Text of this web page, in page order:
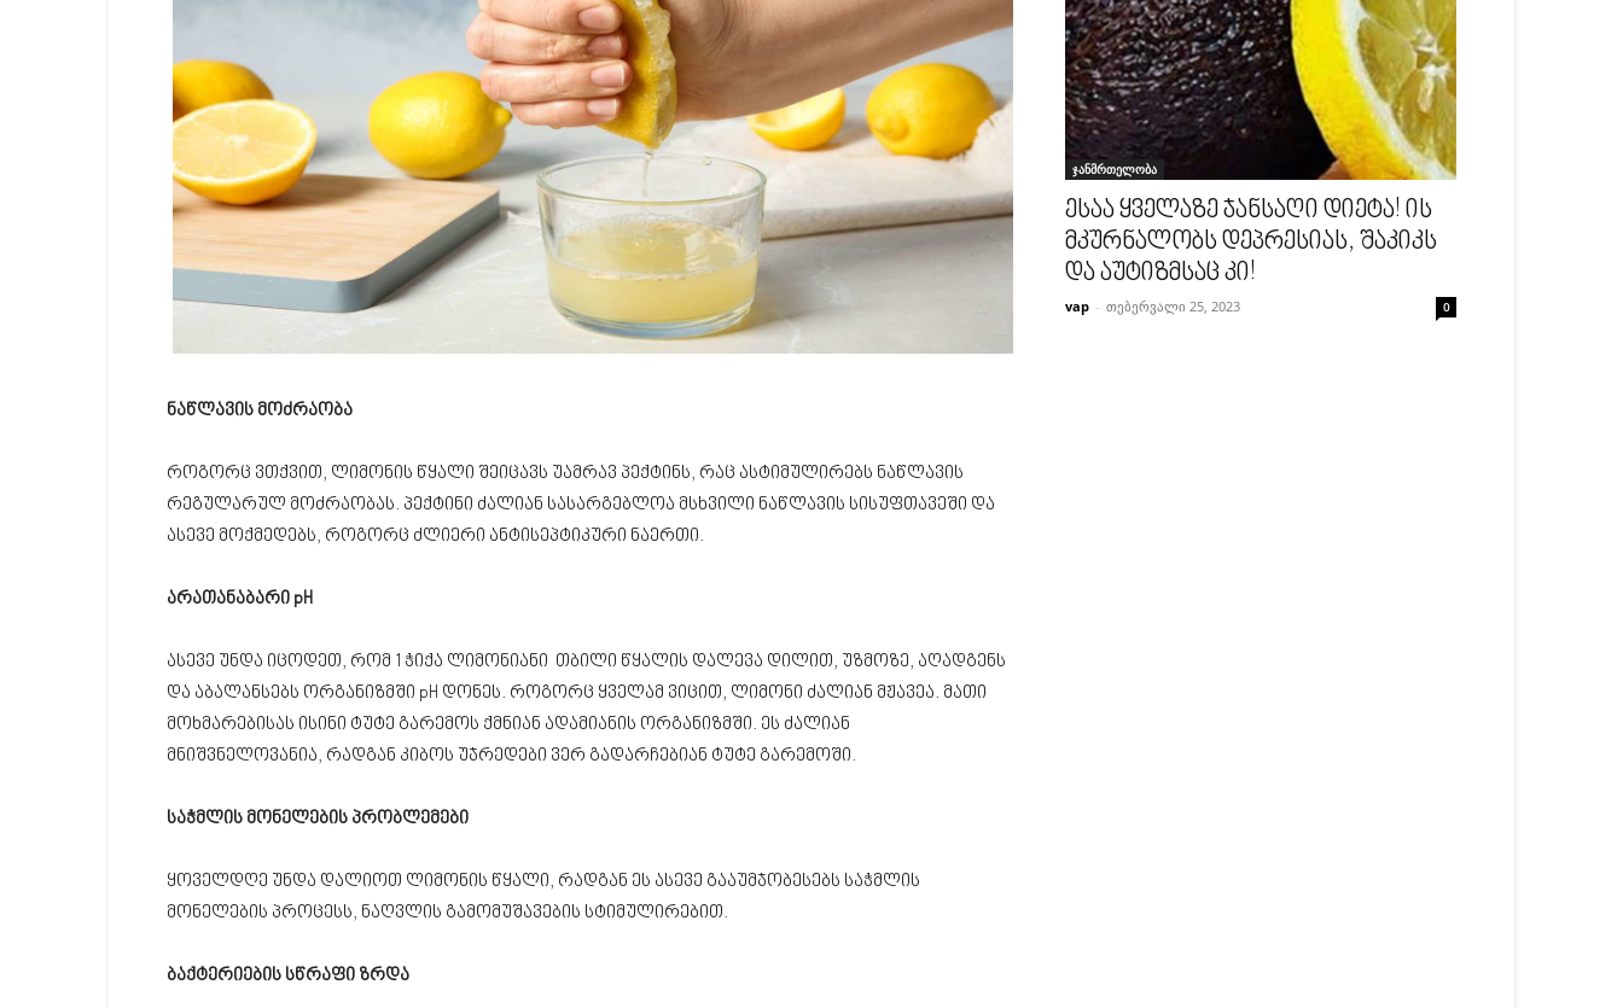
ნაწლავის მოძრაობა
როგორც ვთქვით, ლიმონის წყალი შეიცავს უამრავ პექტინს, რაც ასტიმულირებს ნაწლავის
რეგულარულ მოძრაობას. პექტინი ძალიან სასარგებლოა მსხვილი ნაწლავის სისუფთავეში და
ასევე მოქმედებს, როგორც ძლიერი ანტისეპტიკური ნაერთი.
არათანაბარი pH
ასევე უნდა იცოდეთ, რომ 1 ჭიქა ლიმონიანი თბილი წყალის დალევა დილით, უზმოზე, აღადგენს
და აბალანსებს ორგანიზმში pH დონეს. როგორც ყველამ ვიცით, ლიმონი ძალიან მჟავეა. მათი
მოხმარებისას ისინი ტუტე გარემოს ქმნიან ადამიანის ორგანიზმში. ეს ძალიან
მნიშვნელოვანია, რადგან კიბოს უჯრედები ვერ გადარჩებიან ტუტე გარემოში.
საჭმლის მონელების პრობლემები
ყოველდღე უნდა დალიოთ ლიმონის წყალი, რადგან ეს ასევე გააუმჯობესებს საჭმლის
მონელების პროცესს, ნაღვლის გამომუშავების სტიმულირებით.
ბაქტერიების სწრაფი ზრდა
ჯანმრთელობა
ესაა ყველაზე ჯანსაღი დიეტა! ის
მკურნალობს დეპრესიას, შაკიკს
და აუტიზმსაც კი!
vap - თებერვალი 25, 2023 0